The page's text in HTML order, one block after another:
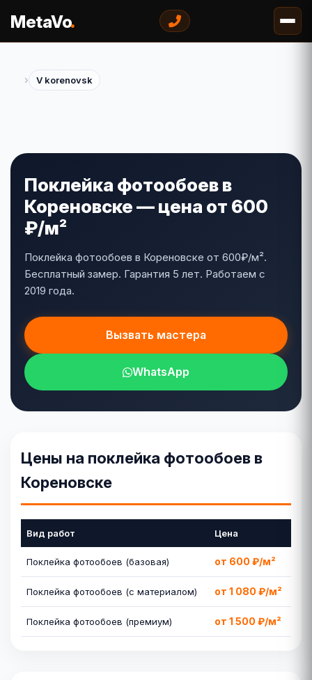
MetaVo.
› V korenovsk
Поклейка фотообоев в
Кореновске — цена от 600
₽/м²
Поклейка фотообоев в Кореновске от 600₽/м².
Бесплатный замер. Гарантия 5 лет. Работаем с
2019 года.
Вызвать мастера
WhatsApp
Цены на поклейка фотообоев в
Кореновске
Вид работ Цена
Поклейка фотообоев (базовая) от 600 ₽/м²
Поклейка фотообоев (с материалом) от 1 080 ₽/м²
Поклейка фотообоев (премиум) от 1 500 ₽/м²